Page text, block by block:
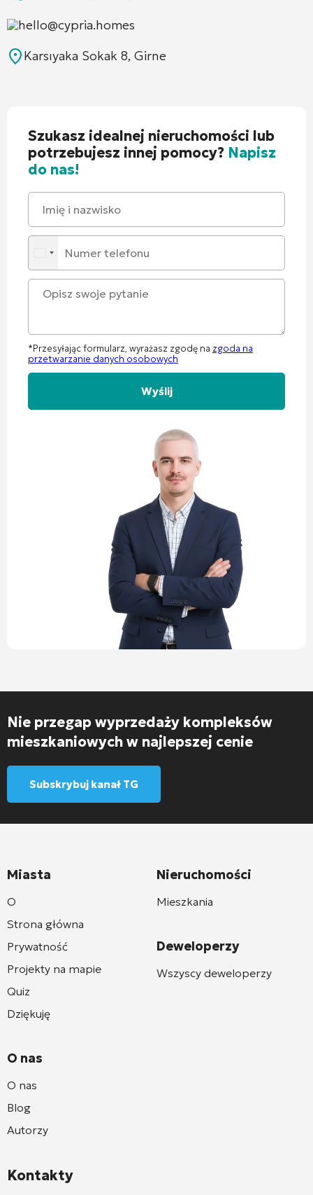
hello@cypria.homes
Karsıyaka Sokak 8, Girne
Szukasz idealnej nieruchomości lub
potrzebujesz innej pomocy? Napisz
do nas!
*Przesyłając formularz, wyrażasz zgodę na zgoda na
przetwarzanie danych osobowych
Nie przegap wyprzedaży kompleksów
mieszkaniowych w najlepszej cenie
Subskrybuj kanał TG
Miasta
O
Strona główna
Prywatność
Projekty na mapie
Quiz
Dziękuję
O nas
O nas
Blog
Autorzy
Nieruchomości
Mieszkania
Deweloperzy
Wszyscy deweloperzy
Kontakty